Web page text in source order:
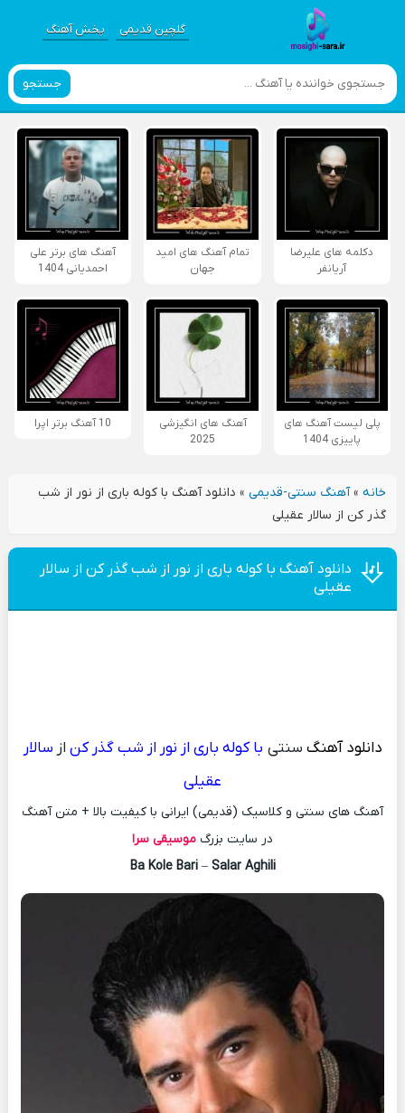
گلچین قدیمی پخش آهنگ
جستجو
دکلمه های علیرضا
آریانفر
تمام آهنگ های امید
جهان
آهنگ های برتر علی
احمدیانی 1404
پلی لیست آهنگ های
پاییزی 1404
آهنگ های انگیزشی
2025
10 آهنگ برتر اپرا
خانه»آهنگ سنتی-قدیمی» دانلود آهنگ با کوله باری از نور از شب
گذر کن از سالار عقیلی
دانلود آهنگ با کوله باری از نور از شب گذر کن از سالار
عقیلی
دانلود آهنگ سنتی با کوله باری از نور از شب گذر کن از سالار
عقیلی
آهنگ های سنتی و کلاسیک (قدیمی) ایرانی با کیفیت بالا + متن آهنگ
در سایت بزرگ موسیقی سرا
Ba Kole Bari– Salar Aghili